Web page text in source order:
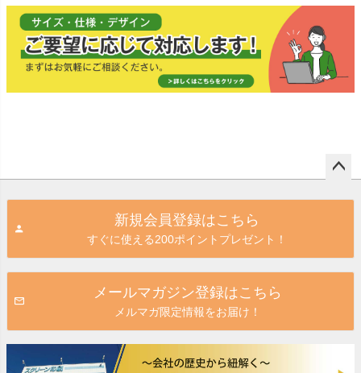
新規会員登録はこちら
すぐに使える200ポイントプレゼント！
メールマガジン登録はこちら
メルマガ限定情報をお届け！